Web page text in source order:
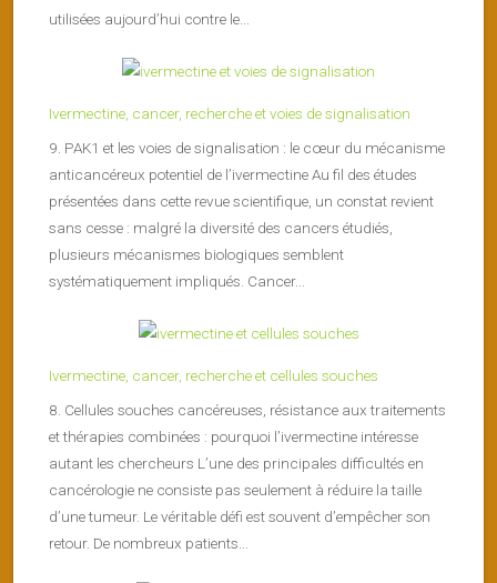
utilisées aujourd’hui contre le...
Ivermectine, cancer, recherche et voies de signalisation
9. PAK1 et les voies de signalisation : le cœur du mécanisme
anticancéreux potentiel de l’ivermectine Au fil des études
présentées dans cette revue scientifique, un constat revient
sans cesse : malgré la diversité des cancers étudiés,
plusieurs mécanismes biologiques semblent
systématiquement impliqués. Cancer...
Ivermectine, cancer, recherche et cellules souches
8. Cellules souches cancéreuses, résistance aux traitements
et thérapies combinées : pourquoi l’ivermectine intéresse
autant les chercheurs L’une des principales difficultés en
cancérologie ne consiste pas seulement à réduire la taille
d’une tumeur. Le véritable défi est souvent d’empêcher son
retour. De nombreux patients...